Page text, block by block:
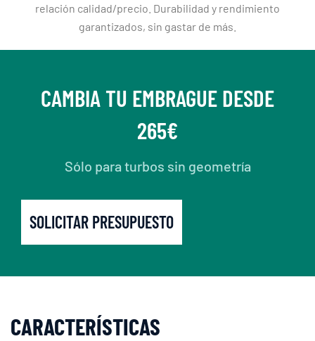
relación calidad/precio. Durabilidad y rendimiento
garantizados, sin gastar de más.
CAMBIA TU EMBRAGUE DESDE
265€
Sólo para turbos sin geometría
SOLICITAR PRESUPUESTO
CARACTERÍSTICAS